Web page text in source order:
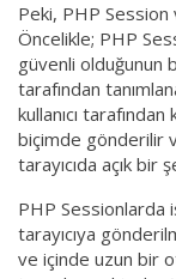
Peki, PHP Session
Öncelikle; PHP
güvenli olduğunun
tarafından
kullanıcı
biçimde gönderilir
tarayıcıda açık bir
PHP Sessionlarda
tarayıcıya
ve içinde uzun bir